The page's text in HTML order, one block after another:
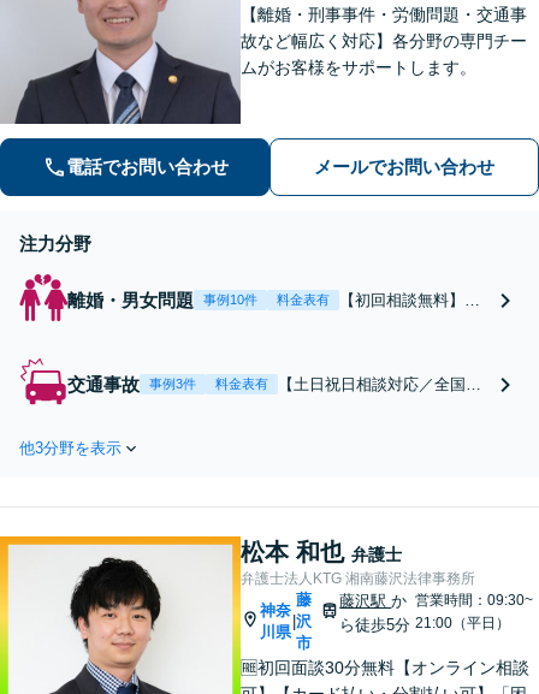
【離婚・刑事事件・労働問題・交通事
故など幅広く対応】各分野の専門チー
ムがお客様をサポートします。
電話でお問い合わせ メールでお問い合わせ
注力分野
離婚・男女問題 事例10件 料金表有
【初回相談無料】あ
況を丁寧にお聞きし
さい。【リーズナブ
ルな料金設定】
交通事故 事例3件 料金表有
【土日祝日相談対応／全国対
ト！【相談料：初回無料※1】
に、今すぐ相談！
他3分野を表示
松本 和也 弁護士
弁護士法人KTG 湘南藤沢法律事務所
神奈
川県
|
藤
沢
市
藤沢駅か
ら徒歩5分
営業時間：09:30~
21:00（平日）
🆓初回面談30分無料【オンライン相談